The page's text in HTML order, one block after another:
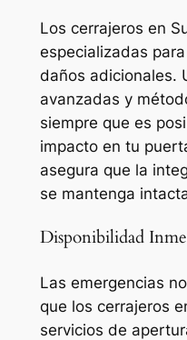
Los cerrajeros en
especializadas
daños adicionales.
avanzadas y
siempre que es
impacto en tu
asegura que la
se mantenga
Disponibilidad
Las emergencias
que los cerrajeros
servicios de